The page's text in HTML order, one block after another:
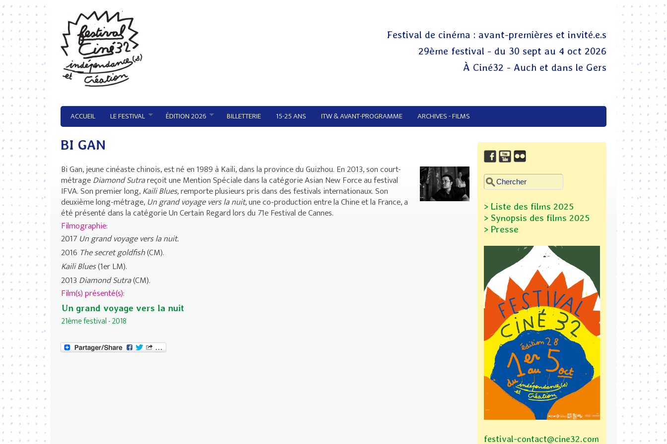
Aller au contenu principal
Festival de cinéma : avant-premières et invité.e.s
29ème festival - du 30 sept au 4 oct 2026
À Ciné32 - Auch et dans le Gers
ACCUEIL LE FESTIVAL ÉDITION 2026 BILLETTERIE 15-25 ANS ITW & AVANT-PROGRAMME ARCHIVES - FILMS
BI GAN
Bi Gan, jeune cinéaste chinois, est né en 1989 à Kaili, dans la province du Guizhou. En 2013, son court-
métrageDiamond Sutrareçoit une Mention Spéciale dans la catégorie Asian New Force au festival
IFVA. Son premier long,Kaili Blues,remporte plusieurs pris dans des festivals internationaux. Son
deuxième long-métrage, Un grand voyage vers la nuit,une co-production entre la Chine et la France, a
été présenté dans la catégorie Un Certain Regard lors du 71e Festival de Cannes.
Filmographie:
2017 Un grand voyage vers la nuit.
2016 The secret goldfish(CM).
Kaili Blues(1er LM).
2013 Diamond Sutra(CM).
Film(s) présenté(s):
Un grand voyage vers la nuit
21ème festival - 2018
Formulaire de recherche
Chercher dans ce site
> Liste des films 2025
> Synopsis des films 2025
> Presse
festival-contact@cine32.com